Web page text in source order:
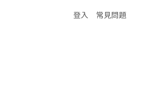
登入 常見問題